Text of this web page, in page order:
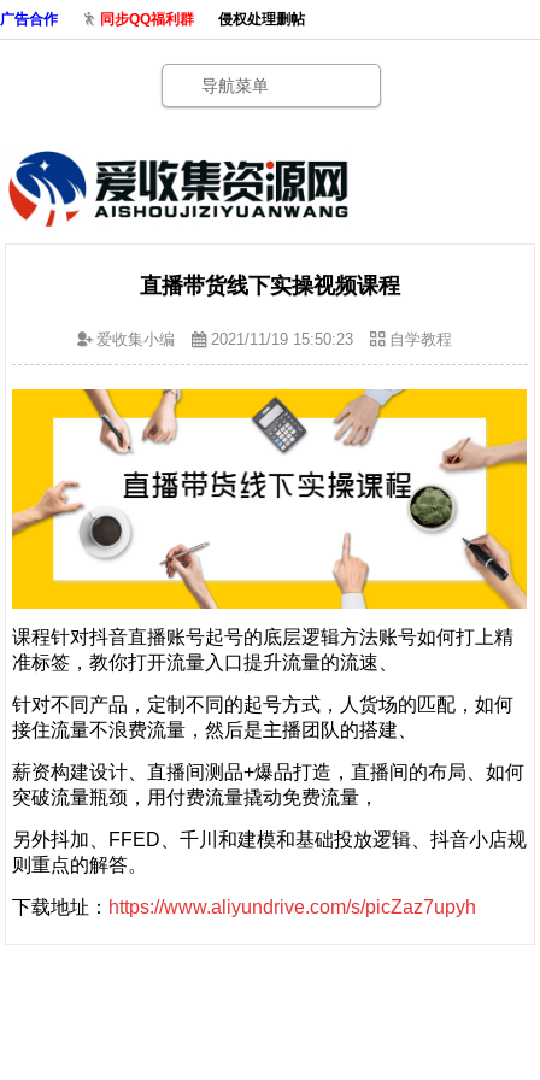
广告合作 同步QQ福利群 侵权处理删帖
导航菜单
直播带货线下实操视频课程
爱收集小编 2021/11/19 15:50:23 自学教程
课程针对抖音直播账号起号的底层逻辑方法账号如何打上精
准标签，教你打开流量入口提升流量的流速、
针对不同产品，定制不同的起号方式，人货场的匹配，如何
接住流量不浪费流量，然后是主播团队的搭建、
薪资构建设计、直播间测品+爆品打造，直播间的布局、如何
突破流量瓶颈，用付费流量撬动免费流量，
另外抖加、FFED、千川和建模和基础投放逻辑、抖音小店规
则重点的解答。
下载地址： https://www.aliyundrive.com/s/picZaz7upyh